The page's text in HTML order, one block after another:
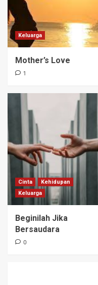
Keluarga
Mother’s Love
1
Cinta
Kehidupan
Keluarga
Beginilah Jika
Bersaudara
0